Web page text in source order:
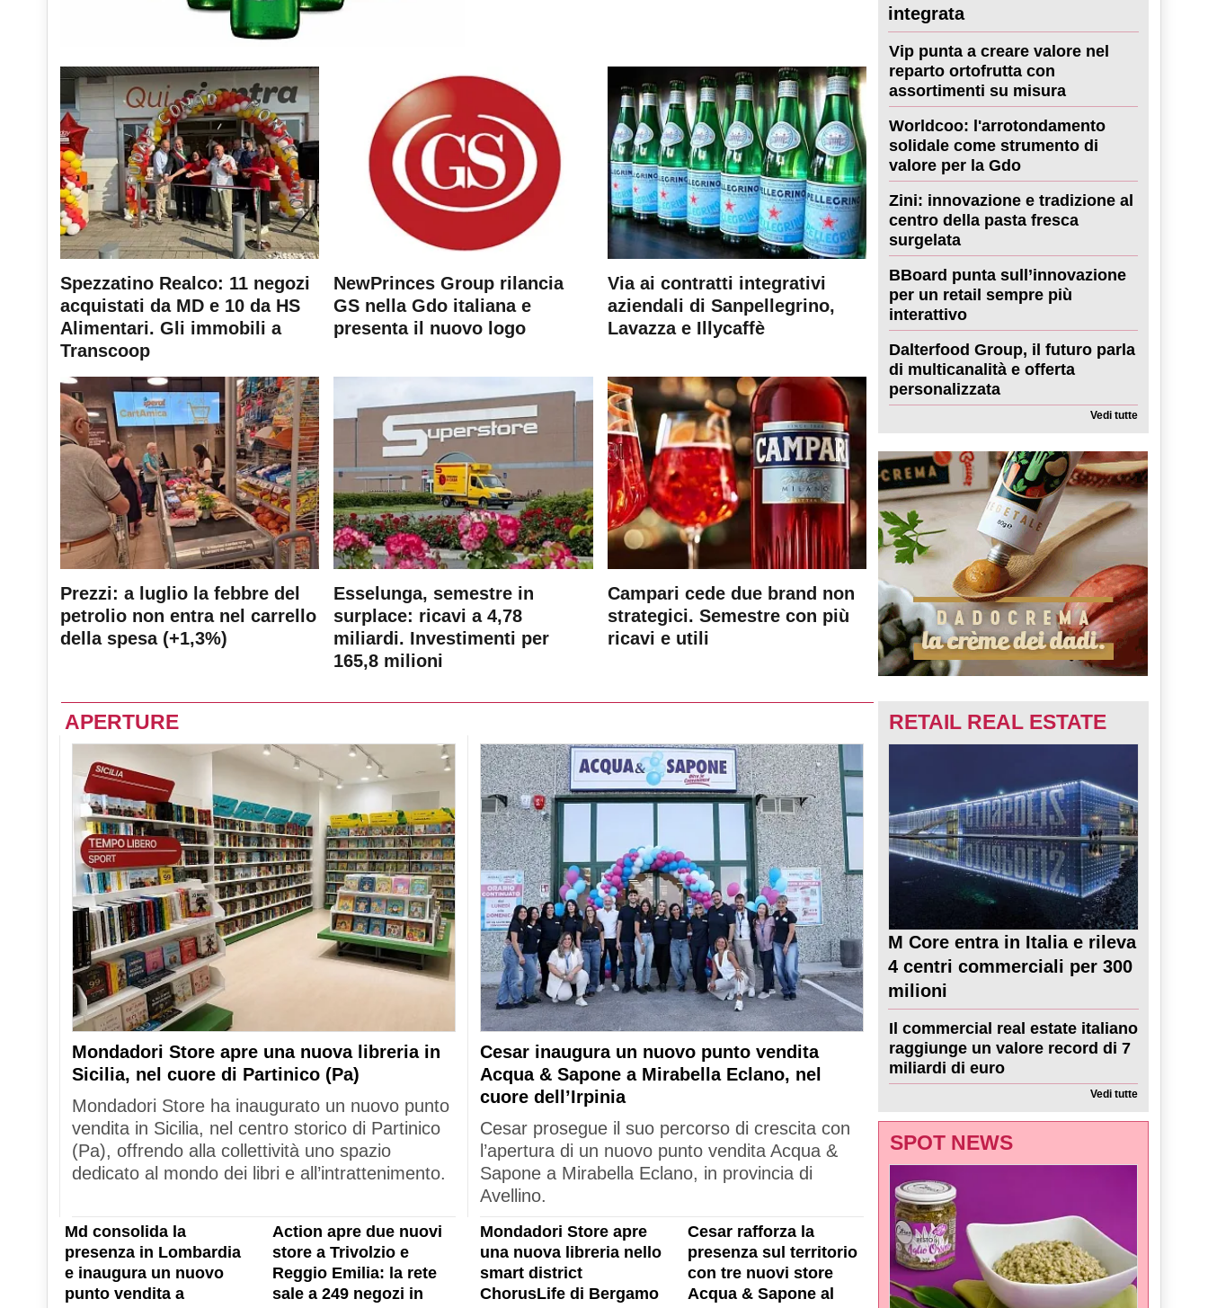
Spezzatino Realco: 11 negozi
acquistati da MD e 10 da HS
Alimentari. Gli immobili a
Transcoop
NewPrinces Group rilancia
GS nella Gdo italiana e
presenta il nuovo logo
Via ai contratti integrativi
aziendali di Sanpellegrino,
Lavazza e Illycaffè
Prezzi: a luglio la febbre del
petrolio non entra nel carrello
della spesa (+1,3%)
Esselunga, semestre in
surplace: ricavi a 4,78
miliardi. Investimenti per
165,8 milioni
Campari cede due brand non
strategici. Semestre con più
ricavi e utili
integrata
Vip punta a creare valore nel
reparto ortofrutta con
assortimenti su misura
Worldcoo: l'arrotondamento
solidale come strumento di
valore per la Gdo
Zini: innovazione e tradizione al
centro della pasta fresca
surgelata
BBoard punta sull’innovazione
per un retail sempre più
interattivo
Dalterfood Group, il futuro parla
di multicanalità e offerta
personalizzata
Vedi tutte
APERTURE
Mondadori Store apre una nuova libreria in
Sicilia, nel cuore di Partinico (Pa)
Mondadori Store ha inaugurato un nuovo punto
vendita in Sicilia, nel centro storico di Partinico
(Pa), offrendo alla collettività uno spazio
dedicato al mondo dei libri e all’intrattenimento.
Cesar inaugura un nuovo punto vendita
Acqua & Sapone a Mirabella Eclano, nel
cuore dell’Irpinia
Cesar prosegue il suo percorso di crescita con
l’apertura di un nuovo punto vendita Acqua &
Sapone a Mirabella Eclano, in provincia di
Avellino.
Md consolida la
presenza in Lombardia
e inaugura un nuovo
punto vendita a
Action apre due nuovi
store a Trivolzio e
Reggio Emilia: la rete
sale a 249 negozi in
Mondadori Store apre
una nuova libreria nello
smart district
ChorusLife di Bergamo
Cesar rafforza la
presenza sul territorio
con tre nuovi store
Acqua & Sapone al
RETAIL REAL ESTATE
M Core entra in Italia e rileva
4 centri commerciali per 300
milioni
Il commercial real estate italiano
raggiunge un valore record di 7
miliardi di euro
Vedi tutte
SPOT NEWS